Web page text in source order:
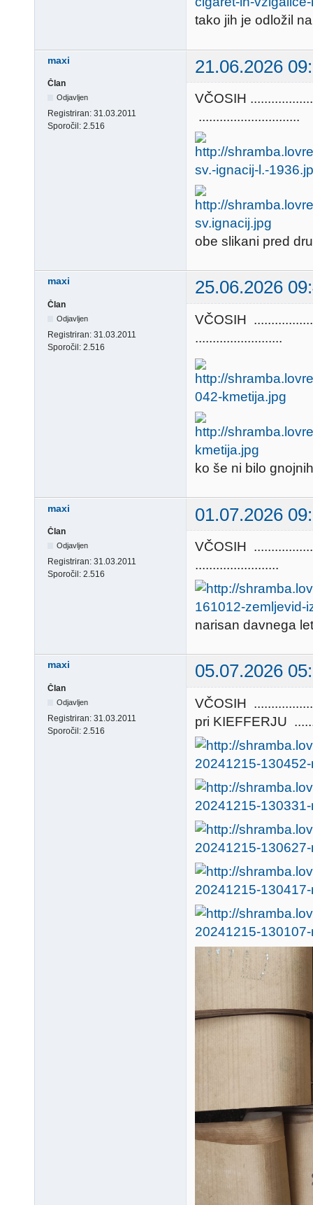
tako jih je odložil
maxi 21.06.2026
Član
Odjavljen
Registriran: 31.03.2011
Sporočil: 2.516
VČOSIH
.............................
obe slikani pred
maxi 25.06.2026
Član
Odjavljen
Registriran: 31.03.2011
Sporočil: 2.516
VČOSIH
.........................
ko še ni bilo
maxi 01.07.2026
Član
Odjavljen
Registriran: 31.03.2011
Sporočil: 2.516
VČOSIH
........................
narisan davnega
maxi 05.07.2026
Član
Odjavljen
Registriran: 31.03.2011
Sporočil: 2.516
VČOSIH
pri KIEFFERJU